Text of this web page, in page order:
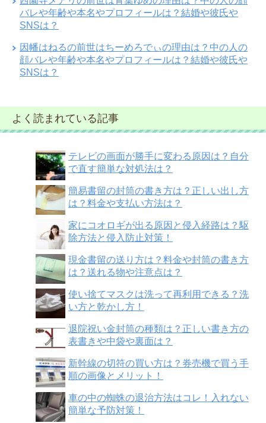
バレや年齢や本名やプロフィールは？結婚や彼氏や
SNSは？
因幡はねるの前世はちーめろでぃの理由は？中の人の
顔バレや年齢や本名やプロフィールは？結婚や彼氏や
SNSは？
よく読まれている記事
テレビの画面が勝手に変わる原因は？自分
で直す簡単な対処法は？
簡易書留の封筒の書き方は？正しい出し方
は？料金や支払い方法は？
家にコオロギが出る原因と侵入経路は？駆
除方法と侵入防止対策！
現金書留の送り方は？料金や封筒の書き方
は？送れる物や注意点は？
使い捨てマスクは洗って再利用できる？洗
い方と乾かし方！
退院祝い金封筒の種類は？正しい書き方の
表書きや中袋や裏面は？
新幹線の切符の買い方は？券売機で買う手
順の画像とメリット！
車の中の蜘蛛の退治方法はコレ！入れない
簡単な予防対策！